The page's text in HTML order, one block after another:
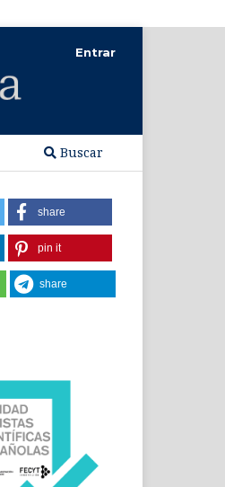
Buscar
Entrar
share
pin it
share